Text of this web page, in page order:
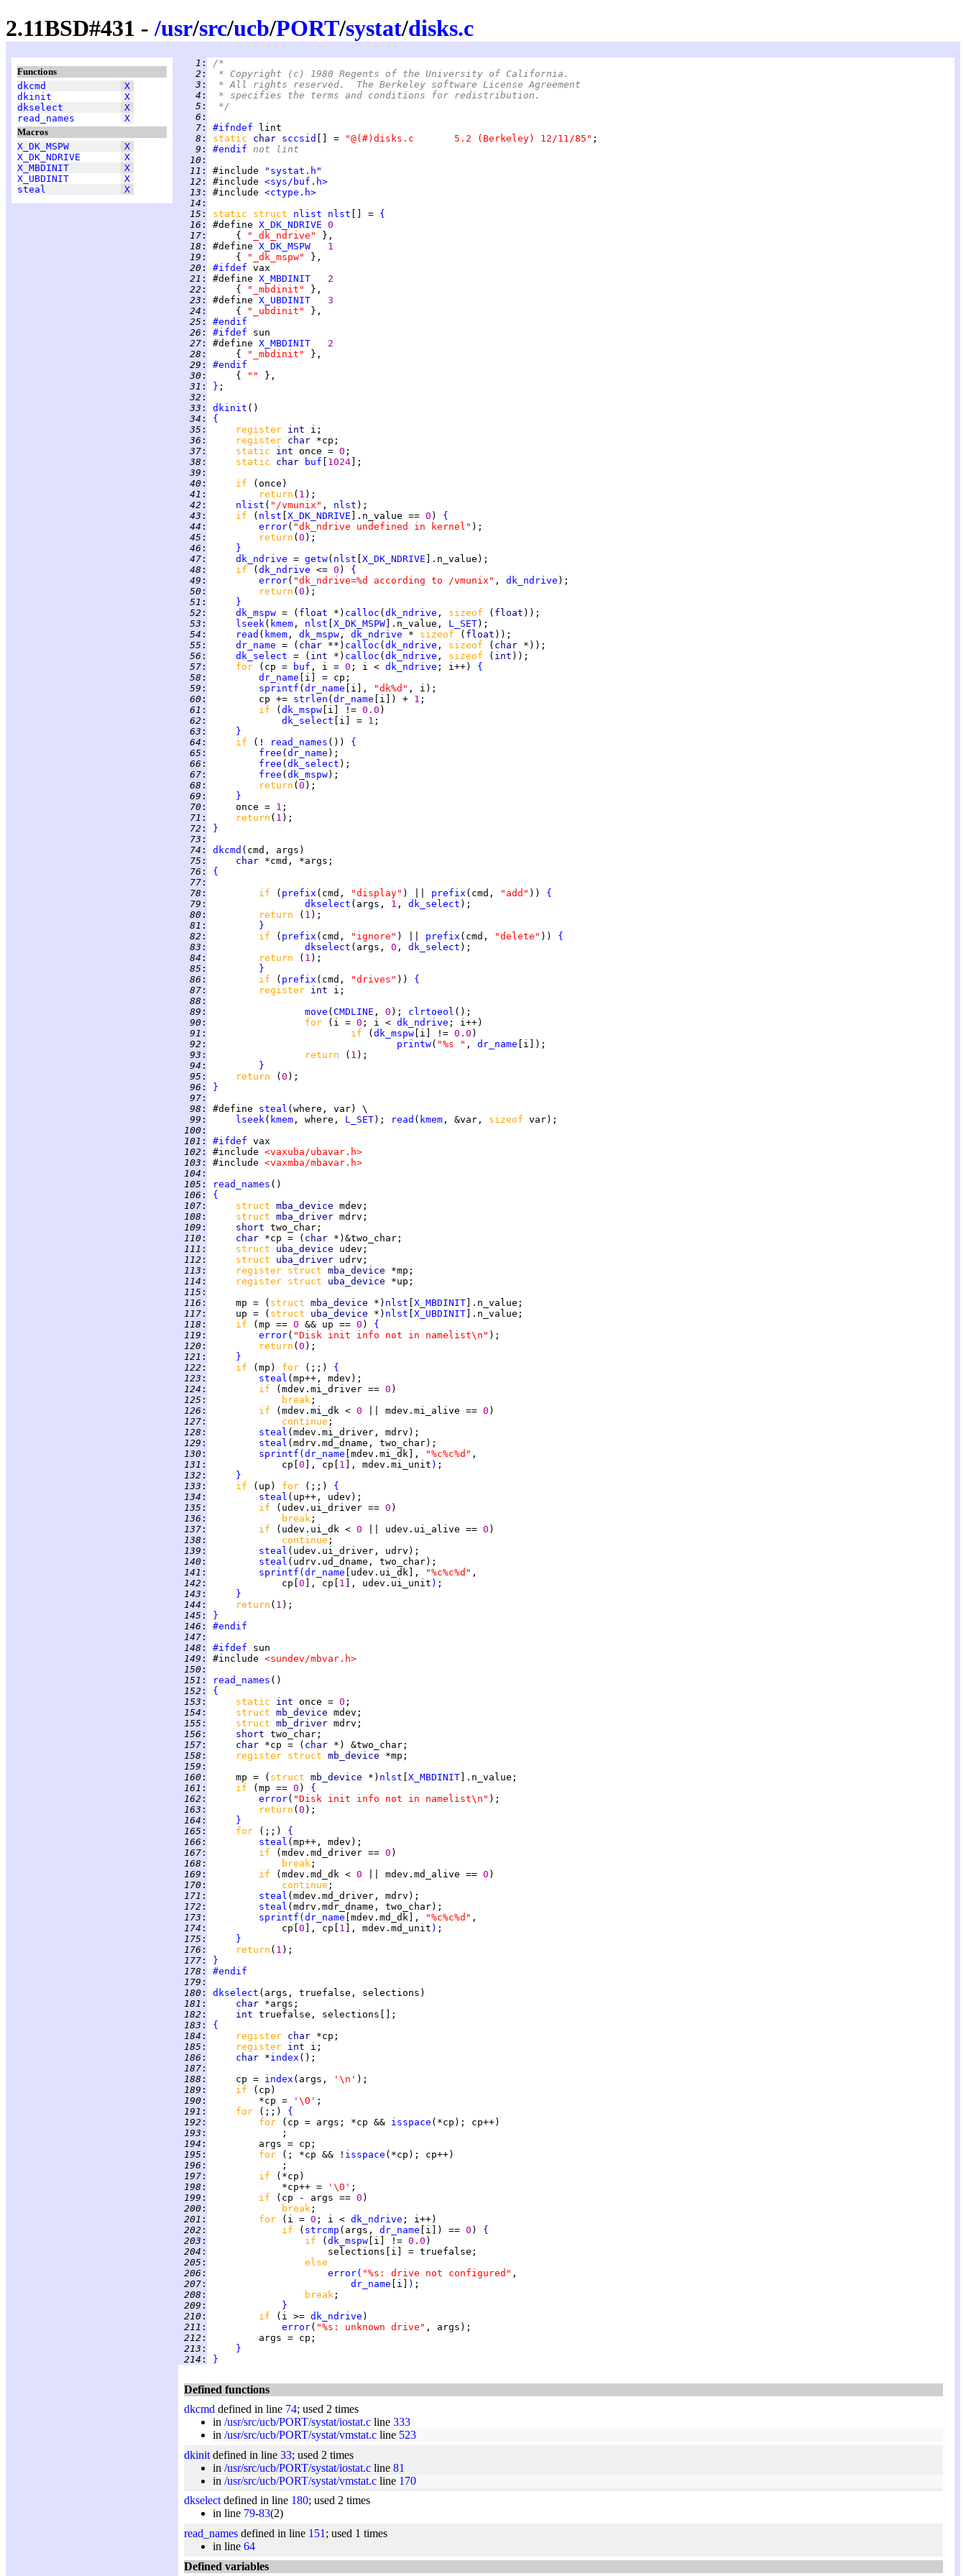
2.11BSD#431 -/usr/src/ucb/PORT/systat/disks.c
Functions
dkcmd
X
dkinit
X
dkselect
X
read_names
X
Macros
X_DK_MSPW
X
X_DK_NDRIVE
X
X_MBDINIT
X
X_UBDINIT
X
steal
X
   1
:
/*
   2
:
* Copyright (c) 1980 Regents of the University of California.
   3
:
* All rights reserved.  The Berkeley software License Agreement
   4
:
* specifies the terms and conditions for redistribution.
   5
:
*/
   6
:
   7
: #ifndef
   8
: static char sccsid [] = "@(#)disks.c	5.2 (Berkeley) 12/11/85"
   9
: #endif not lint
  10
:
  11
: #include
"systat.h"
  12
: #include <sys/buf.h>
  13
: #include <ctype.h>
  14
:
  15
: static struct nlist nlst [] = {
  16
: #define X_DK_NDRIVE 0
  17
:
     {
"_dk_ndrive"
  18
: #define X_DK_MSPW
1
  19
:
     {
"_dk_mspw"
  20
: #ifdef
  21
: #define X_MBDINIT
2
  22
:
     {
"_mbdinit"
  23
: #define X_UBDINIT
3
  24
:
     {
"_ubdinit"
  25
:
#endif
  26
: #ifdef
  27
: #define X_MBDINIT
2
  28
:
     {
"_mbdinit"
  29
:
#endif
  30
:
     {
""
  31
: }
  32
:
  33
: dkinit
  34
:
{
  35
: register int
  36
: register char
  37
: static int once = 0
  38
: static char buf 1024
  39
:
  40
: if
  41
: return ( 1
  42
: nlist ( "/vmunix" , nlst
  43
: if ( nlst X_DK_NDRIVE ].n_value == 0 ) {
  44
: error( "dk_ndrive undefined in kernel"
  45
: return ( 0
  46
:
}
  47
: dk_ndrive = getw( nlst X_DK_NDRIVE
  48
: if ( dk_ndrive <= 0 ) {
  49
: error( "dk_ndrive=%d according to /vmunix" , dk_ndrive
  50
: return ( 0
  51
:
}
  52
: dk_mspw = ( float *) calloc ( dk_ndrive , sizeof ( float
  53
: lseek ( kmem , nlst X_DK_MSPW ].n_value, L_SET
  54
: read ( kmem , dk_mspw , dk_ndrive * sizeof ( float
  55
: dr_name = ( char **) calloc ( dk_ndrive , sizeof ( char
  56
: dk_select = ( int *) calloc ( dk_ndrive , sizeof ( int
  57
: for (cp = buf , i = 0 ; i < dk_ndrive ; i++) {
  58
: dr_name
  59
: sprintf ( dr_name [i], "dk%d"
  60
:
         cp +=
strlen ( dr_name [i]) + 1
  61
: if ( dk_mspw [i] != 0.0
  62
: dk_select [i] = 1
  63
:
}
  64
: if (! read_names ()) {
  65
: free ( dr_name
  66
: free ( dk_select
  67
: free ( dk_mspw
  68
: return ( 0
  69
:
}
  70
:
     once =
1
  71
: return ( 1
  72
:
}
  73
:
  74
: dkcmd
  75
: char
  76
:
{
  77
:
  78
: if ( prefix (cmd, "display" ) || prefix (cmd, "add" )) {
  79
: dkselect (args, 1 , dk_select
  80
: return ( 1
  81
:
}
  82
: if ( prefix (cmd, "ignore" ) || prefix (cmd, "delete" )) {
  83
: dkselect (args, 0 , dk_select
  84
: return ( 1
  85
:
}
  86
: if ( prefix (cmd, "drives" )) {
  87
: register int
  88
:
  89
: move ( CMDLINE , 0 ); clrtoeol
  90
: for (i = 0 ; i < dk_ndrive
  91
: if ( dk_mspw [i] != 0.0
  92
: printw( "%s " , dr_name
  93
: return ( 1
  94
:
}
  95
: return ( 0
  96
:
}
  97
:
  98
: #define steal
  99
: lseek ( kmem , where, L_SET); read ( kmem , &var, sizeof
100 :
101 : #ifdef
102 : #include <vaxuba/ubavar.h>
103 : #include <vaxmba/mbavar.h>
104 :
105 : read_names
106 :
{
107 : struct mba_device
108 : struct mba_driver
109 : short
110 : char *cp = ( char
111 : struct uba_device
112 : struct uba_driver
113 : register struct mba_device
114 : register struct uba_device
115 :
116 :
     mp = (
struct mba_device *) nlst X_MBDINIT
117 :
     up = (
struct uba_device *) nlst X_UBDINIT
118 : if (mp == 0 && up == 0 ) {
119 : error( "Disk init info not in namelist\n"
120 : return ( 0
121 :
}
122 : if (mp) for (;;) {
123 : steal
124 : if (mdev.mi_driver == 0
125 : break
126 : if (mdev.mi_dk < 0 || mdev.mi_alive == 0
127 : continue
128 : steal
129 : steal
130 : sprintf ( dr_name [mdev.mi_dk], "%c%c%d"
131 :
             cp[
0 ], cp[ 1 ], mdev.mi_unit )
132 :
}
133 : if (up) for (;;) {
134 : steal
135 : if (udev.ui_driver == 0
136 : break
137 : if (udev.ui_dk < 0 || udev.ui_alive == 0
138 : continue
139 : steal
140 : steal
141 : sprintf ( dr_name [udev.ui_dk], "%c%c%d"
142 :
             cp[
0 ], cp[ 1 ], udev.ui_unit )
143 :
}
144 : return ( 1
145 :
}
146 :
#endif
147 :
148 : #ifdef
149 : #include <sundev/mbvar.h>
150 :
151 : read_names
152 :
{
153 : static int once = 0
154 : struct mb_device
155 : struct mb_driver
156 : short
157 : char *cp = ( char
158 : register struct mb_device
159 :
160 :
     mp = (
struct mb_device *) nlst X_MBDINIT
161 : if (mp == 0 ) {
162 : error( "Disk init info not in namelist\n"
163 : return ( 0
164 :
}
165 : for (;;) {
166 : steal
167 : if (mdev.md_driver == 0
168 : break
169 : if (mdev.md_dk < 0 || mdev.md_alive == 0
170 : continue
171 : steal
172 : steal
173 : sprintf ( dr_name [mdev.md_dk], "%c%c%d"
174 :
             cp[
0 ], cp[ 1 ], mdev.md_unit )
175 :
}
176 : return ( 1
177 :
}
178 :
#endif
179 :
180 : dkselect
181 : char
182 : int
183 :
{
184 : register char
185 : register int
186 : char *index
187 :
188 :
     cp =
index (args, '\n'
189 : if
190 :
         *cp =
'\0'
191 : for (;;) {
192 : for (cp = args; *cp && isspace
193 :
194 :
195 : for (; *cp && ! isspace
196 :
197 : if
198 :
             *cp++ =
'\0'
199 : if (cp - args == 0
200 : break
201 : for (i = 0 ; i < dk_ndrive
202 : if ( strcmp (args, dr_name [i]) == 0 ) {
203 : if ( dk_mspw [i] != 0.0
204 :
205 :
else
206 : error( "%s: drive not configured"
207 : dr_name [i] )
208 : break
209 :
}
210 : if (i >= dk_ndrive
211 : error( "%s: unknown drive"
212 :
213 :
}
214 : }
Defined functions
dkcmd defined in line 74; used 2 times
in /usr/src/ucb/PORT/systat/iostat.c line 333
in /usr/src/ucb/PORT/systat/vmstat.c line 523
dkinit defined in line 33; used 2 times
in /usr/src/ucb/PORT/systat/iostat.c line 81
in /usr/src/ucb/PORT/systat/vmstat.c line 170
dkselectdefined in line 180; used 2 times
in line 79-83(2)
read_names defined in line 151 ; used 1 times
in line 64
Defined variables